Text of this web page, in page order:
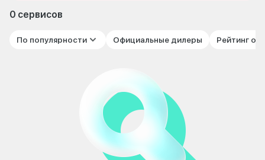
0 сервисов
По популярности Официальные дилеры Рейтинг